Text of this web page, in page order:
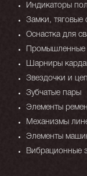
Индикаторы
Замки, тяговые
Оснастка для
Промышленные
Шарниры
Звездочки и
Зубчатые пары
Элементы
Механизмы
Элементы
Вибрационные